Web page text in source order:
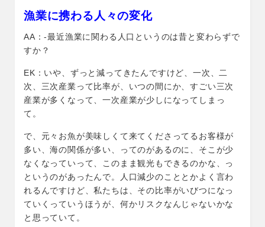
漁業に携わる人々の変化
AA：-最近漁業に関わる人口というのは昔と変わらずで
すか？
EK：いや、ずっと減ってきたんですけど、一次、二
次、三次産業って比率が、いつの間にか、すごい三次
産業が多くなって、一次産業が少しになってしまっ
て。
で、元々お魚が美味しくて来てくださってるお客様が
多い、海の関係が多い、ってのがあるのに、そこが少
なくなっていって、このまま観光もできるのかな、っ
というのがあったんで。人口減少のこととかよく言わ
れるんですけど、私たちは、その比率がいびつになっ
ていくっていうほうが、何かリスクなんじゃないかな
と思っていて。